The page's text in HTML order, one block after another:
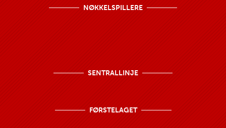
NØKKELSPILLERE
SENTRALLINJE
FØRSTELAGET